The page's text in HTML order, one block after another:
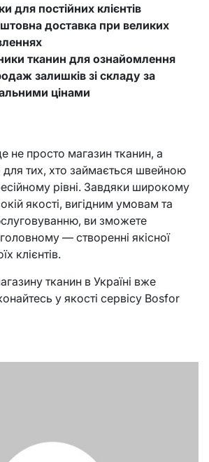
для постійних клієнтів
доставка при великих
тканин для ознайомлення
залишків зі складу за
цінами
не просто магазин тканин, а
для тих, хто займається швейною
рівні. Завдяки широкому
якості, вигідним умовам та
ви зможете
— створенні якісної
клієнтів.
тканин в Україні вже
у якості сервісу Bosfor